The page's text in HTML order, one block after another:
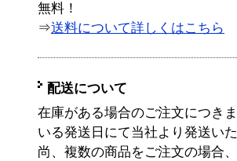
無料！
⇒送料について詳しくはこちら
配送について
在庫がある場合のご注文につき
いる発送日にて当社より発送い
尚、複数の商品をご注文の場合